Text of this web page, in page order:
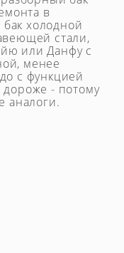
в
холодной
стали,
или Данфу с
менее
с функцией
- потому
аналоги.